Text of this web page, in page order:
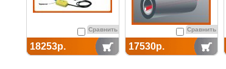
Сравнить
18253р.
Сравнить
17530р.